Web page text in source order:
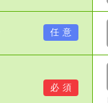
任意
必須